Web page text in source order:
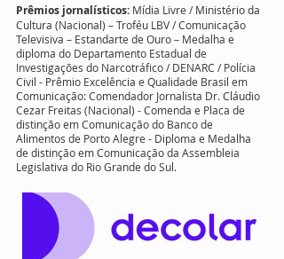
Prêmios jornalísticos:Mídia Livre / Ministério da
Cultura (Nacional) – Troféu LBV / Comunicação
Televisiva – Estandarte de Ouro – Medalha e
diploma do Departamento Estadual de
Investigações do Narcotráfico / DENARC / Polícia
Civil - Prêmio Excelência e Qualidade Brasil em
Comunicação: Comendador Jornalista Dr. Cláudio
Cezar Freitas (Nacional) - Comenda e Placa de
distinção em Comunicação do Banco de
Alimentos de Porto Alegre - Diploma e Medalha
de distinção em Comunicação da Assembleia
Legislativa do Rio Grande do Sul.